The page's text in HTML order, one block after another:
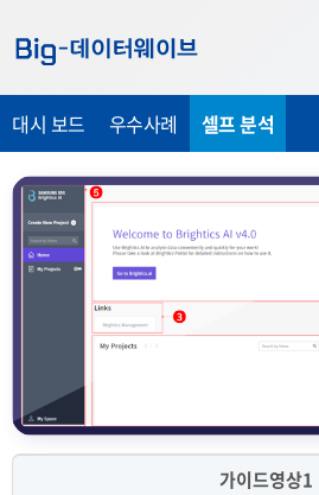
가
가
가
대시 보드 우수사례 셀프 분석
가이드영상1